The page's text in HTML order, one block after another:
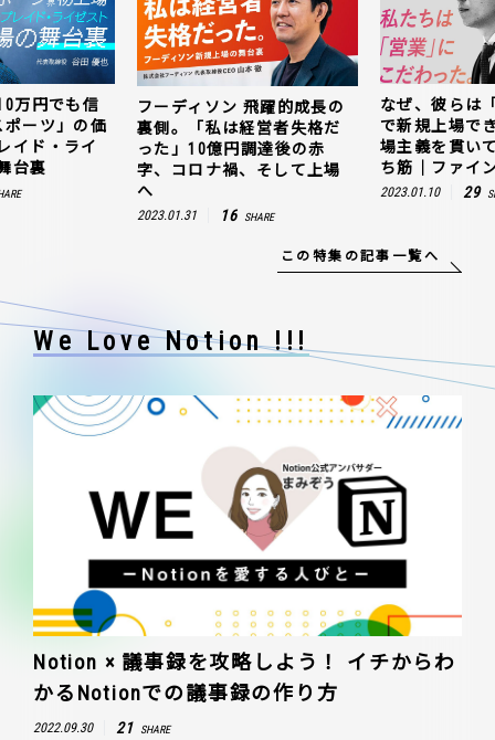
万円でも信
ーツ」の価
イド・ライ
台裏
フーディソン 飛躍的成長の
裏側。「私は経営者失格だ
った」10億円調達後の赤
字、コロナ禍、そして上場
へ
2023.01.31 16 SHARE
なぜ、彼らは
で新規上場で
場主義を貫い
ち筋｜ファイ
2023.01.10 29
この特集の記事一覧へ
We Love Notion !!!
Notion × 議事録を攻略しよう！ イチからわ
かるNotionでの議事録の作り方
2022.09.30 21 SHARE